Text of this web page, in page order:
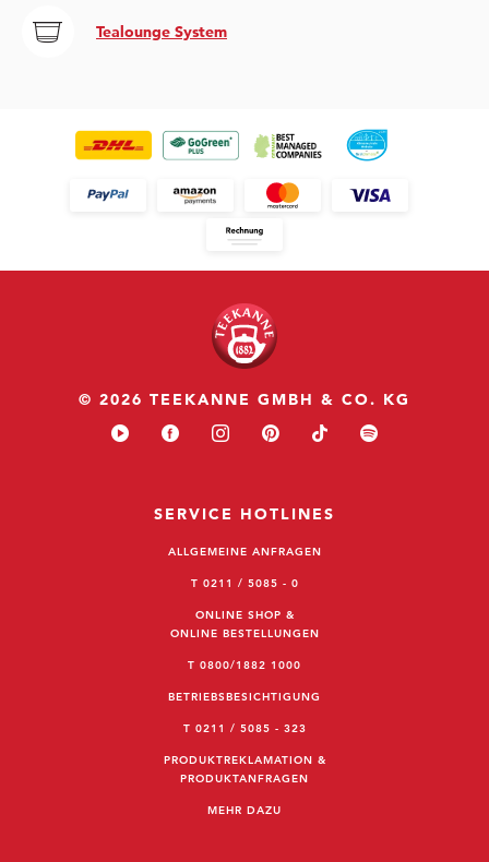
Tealounge System
© 2026 TEEKANNE GMBH & CO. KG
SERVICE HOTLINES
ALLGEMEINE ANFRAGEN
T 0211 / 5085 - 0
ONLINE SHOP &
ONLINE BESTELLUNGEN
T 0800/1882 1000
BETRIEBSBESICHTIGUNG
T 0211 / 5085 - 323
PRODUKTREKLAMATION &
PRODUKTANFRAGEN
MEHR DAZU